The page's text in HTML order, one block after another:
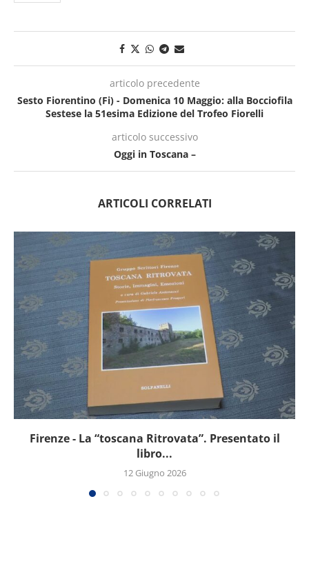
articolo precedente
Sesto Fiorentino (Fi) - Domenica 10 Maggio: alla Bocciofila
Sestese la 51esima Edizione del Trofeo Fiorelli
articolo successivo
Oggi in Toscana –
ARTICOLI CORRELATI
Firenze - La “toscana Ritrovata”. Presentato il
libro...
12 Giugno 2026